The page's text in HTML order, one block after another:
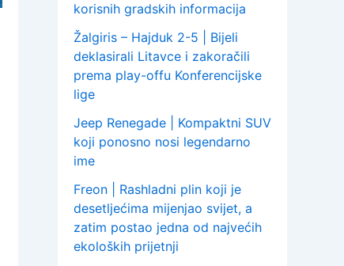
korisnih gradskih informacija
Žalgiris – Hajduk 2-5 | Bijeli
deklasirali Litavce i zakoračili
prema play-offu Konferencijske
lige
Jeep Renegade | Kompaktni SUV
koji ponosno nosi legendarno
ime
Freon | Rashladni plin koji je
desetljećima mijenjao svijet, a
zatim postao jedna od najvećih
ekoloških prijetnji